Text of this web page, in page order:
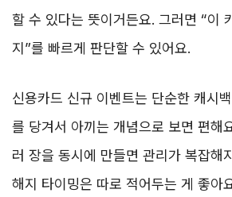
할 수 있다는 뜻이거든요. 그러면 “이
지”를 빠르게 판단할 수 있어요.
신용카드 신규 이벤트는 단순한 캐시
를 당겨서 아끼는 개념으로 보면 편해
러 장을 동시에 만들면 관리가 복잡해
해지 타이밍은 따로 적어두는 게 좋아